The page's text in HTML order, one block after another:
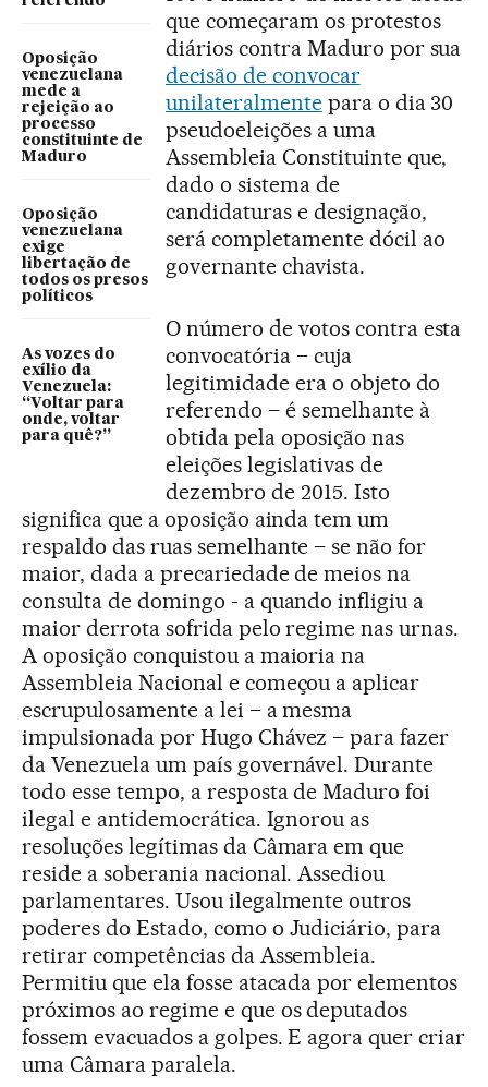
Oposição
venezuelana
mede a
rejeição ao
processo
constituinte de
Maduro
Oposição
venezuelana
exige
libertação de
todos os presos
políticos
As vozes do
exílio da
Venezuela:
“Voltar para
onde, voltar
para quê?”
que começaram os protestos
diários contra Maduro por sua
decisão de convocar
unilateralmentepara o dia 30
pseudoeleições a uma
Assembleia Constituinte que,
dado o sistema de
candidaturas e designação,
será completamente dócil ao
governante chavista.
O número de votos contra esta
convocatória – cuja
legitimidade era o objeto do
referendo – é semelhante à
obtida pela oposição nas
eleições legislativas de
dezembro de 2015. Isto
significa que a oposição ainda tem um
respaldo das ruas semelhante – se não for
maior, dada a precariedade de meios na
consulta de domingo - a quando infligiu a
maior derrota sofrida pelo regime nas urnas.
A oposição conquistou a maioria na
Assembleia Nacional e começou a aplicar
escrupulosamente a lei – a mesma
impulsionada por Hugo Chávez – para fazer
da Venezuela um país governável. Durante
todo esse tempo, a resposta de Maduro foi
ilegal e antidemocrática. Ignorou as
resoluções legítimas da Câmara em que
reside a soberania nacional. Assediou
parlamentares. Usou ilegalmente outros
poderes do Estado, como o Judiciário, para
retirar competências da Assembleia.
Permitiu que ela fosse atacada por elementos
próximos ao regime e que os deputados
fossem evacuados a golpes. E agora quer criar
uma Câmara paralela.